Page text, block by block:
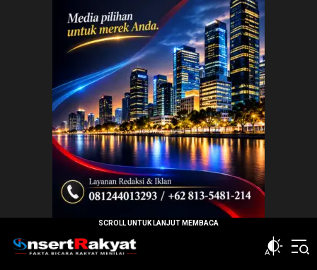
InsertRakyat.com
Fakta Bicara Rakyat Menilai